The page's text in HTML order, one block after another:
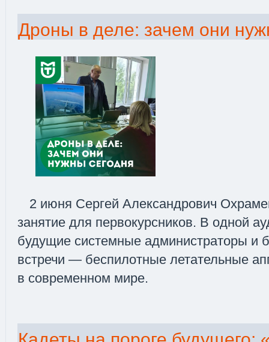
Дроны в деле: зачем они
2 июня Сергей Александрович
занятие для первокурсников. В одной
будущие системные администраторы и
встречи — беспилотные летательные
в современном мире.